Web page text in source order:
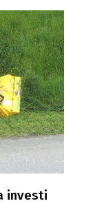
investi